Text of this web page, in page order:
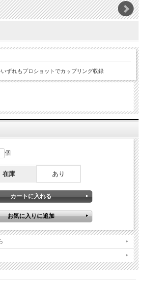
ずれもプロショットでカップリング収録
個
在庫 あり